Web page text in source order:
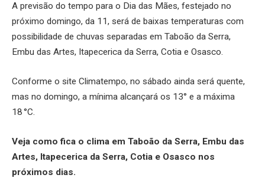
A previsão do tempo para o Dia das Mães, festejado no
próximo domingo, da 11, será de baixas temperaturas com
possibilidade de chuvas separadas em Taboão da Serra,
Embu das Artes, Itapecerica da Serra, Cotia e Osasco.
Conforme o site Climatempo, no sábado ainda será quente,
mas no domingo, a mínima alcançará os 13° e a máxima
18 °C.
Veja como fica o clima em Taboão da Serra, Embu das
Artes, Itapecerica da Serra, Cotia e Osasco nos
próximos dias.